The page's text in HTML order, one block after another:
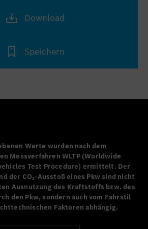
uns noch mehr gefreut, Fans,
mit einem Gastauftritt des
bei The Masters Anfang April bereits
diesem Jahr gewonnen.
Download
Speichern
Werte wurden nach dem
Messverfahren WLTP (Worldwide
Test Procedure) ermittelt. Der
der CO₂-Ausstoß eines Pkw sind nicht
Ausnutzung des Kraftstoffs bzw. des
den Pkw, sondern auch vom Fahrstil
Faktoren abhängig.